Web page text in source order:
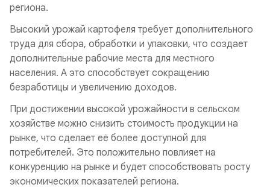
региона.
Высокий урожай картофеля требует дополнительного
труда для сбора, обработки и упаковки, что создает
дополнительные рабочие места для местного
населения. А это способствует сокращению
безработицы и увеличению доходов.
При достижении высокой урожайности в сельском
хозяйстве можно снизить стоимость продукции на
рынке, что сделает её более доступной для
потребителей. Это положительно повлияет на
конкуренцию на рынке и будет способствовать росту
экономических показателей региона.